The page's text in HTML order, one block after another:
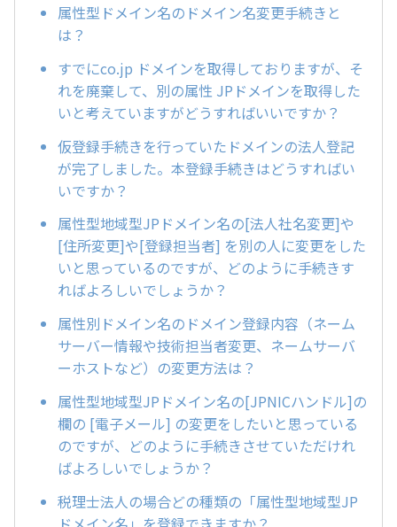
属性型ドメイン名のドメイン名変更手続きと
は？
すでにco.jp ドメインを取得しておりますが、そ
れを廃棄して、別の属性 JPドメインを取得した
いと考えていますがどうすればいいですか？
仮登録手続きを行っていたドメインの法人登記
が完了しました。本登録手続きはどうすればい
いですか？
属性型地域型JPドメイン名の[法人社名変更]や
[住所変更]や[登録担当者] を別の人に変更をした
いと思っているのですが、どのように手続きす
ればよろしいでしょうか？
属性別ドメイン名のドメイン登録内容（ネーム
サーバー情報や技術担当者変更、ネームサーバ
ーホストなど）の変更方法は？
属性型地域型JPドメイン名の[JPNICハンドル]の
欄の [電子メール] の変更をしたいと思っている
のですが、どのように手続きさせていただけれ
ばよろしいでしょうか？
税理士法人の場合どの種類の「属性型地域型JP